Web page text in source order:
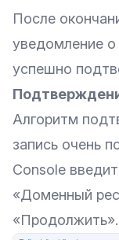
После
уведомление о
успешно
Алгоритм
запись очень
Console
«Доменный
«Продолжить».